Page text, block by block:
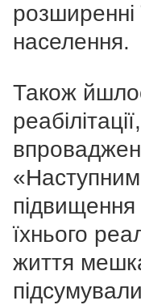
розширенні
населення.
Також
підвищення
їхнього
життя